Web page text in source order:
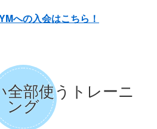
への入会はこちら！
全部使うトレーニ
ング